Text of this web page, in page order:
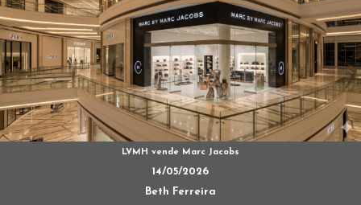
LVMH vende Marc Jacobs
14/05/2026
Beth Ferreira